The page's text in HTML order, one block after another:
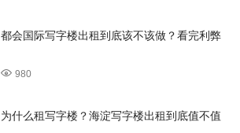
都会国际写字楼出租到底该不该做？看完利弊
980
为什么租写字楼？海淀写字楼出租到底值不值